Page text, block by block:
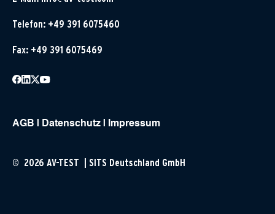
Telefon: +49 391 6075460
Fax: +49 391 6075469
AGB Datenschutz Impressum
© 2026 AV-TEST | SITS Deutschland GmbH